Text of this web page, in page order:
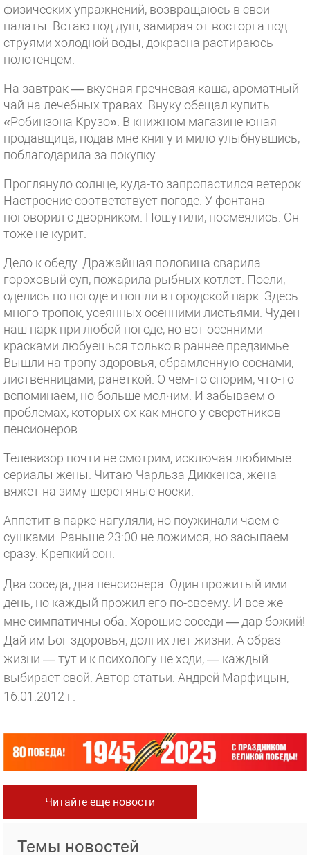
физических упражнений, возвращаюсь в свои
палаты. Встаю под душ, замирая от восторга под
струями холодной воды, докрасна растираюсь
полотенцем.
На завтрак — вкусная гречневая каша, ароматный
чай на лечебных травах. Внуку обещал купить
«Робинзона Крузо». В книжном магазине юная
продавщица, подав мне книгу и мило улыбнувшись,
поблагодарила за покупку.
Проглянуло солнце, куда-то запропастился ветерок.
Настроение соответствует погоде. У фонтана
поговорил с дворником. Пошутили, посмеялись. Он
тоже не курит.
Дело к обеду. Дражайшая половина сварила
гороховый суп, пожарила рыбных котлет. Поели,
оделись по погоде и пошли в городской парк. Здесь
много тропок, усеянных осенними листьями. Чуден
наш парк при любой погоде, но вот осенними
красками любуешься только в раннее предзимье.
Вышли на тропу здоровья, обрамленную соснами,
лиственницами, ранеткой. О чем-то спорим, что-то
вспоминаем, но больше молчим. И забываем о
проблемах, которых ох как много у сверстников-
пенсионеров.
Телевизор почти не смотрим, исключая любимые
сериалы жены. Читаю Чарльза Диккенса, жена
вяжет на зиму шерстяные носки.
Аппетит в парке нагуляли, но поужинали чаем с
сушками. Раньше 23:00 не ложимся, но засыпаем
сразу. Крепкий сон.
Два соседа, два пенсионера. Один прожитый ими
день, но каждый прожил его по-своему. И все же
мне симпатичны оба. Хорошие соседи — дар божий!
Дай им Бог здоровья, долгих лет жизни. А образ
жизни — тут и к психологу не ходи, — каждый
выбирает свой. Автор статьи: Андрей Марфицын,
16.01.2012 г.
Читайте еще новости
Темы новостей